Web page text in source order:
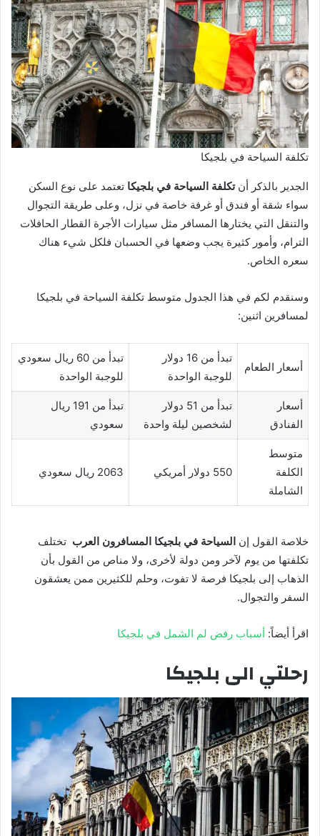
تكلفة السياحة في بلجيكا
الجدير بالذكر أنتكلفة السياحة في بلجيكا تعتمد على نوع السكن
سواء شقة أو فندق أو غرفة خاصة في نزل، وعلى طريقة التجوال
والتنقل التي يختارها المسافر مثل سيارات الأجرة القطار الحافلات
الترام، وأمور كثيرة يجب وضعها في الحسبان فلكل شيء هناك
سعره الخاص.
وسنقدم لكم في هذا الجدول متوسط تكلفة السياحة في بلجيكا
لمسافرين اثنين:
أسعار الطعام
تبدأ من 16 دولار
للوجبة الواحدة
تبدأ من 60 ريال سعودي
للوجبة الواحدة
أسعار
الفنادق
تبدأ من 51 دولار
لشخصين ليلة واحدة
تبدأ من 191 ريال
سعودي
متوسط
الكلفة
الشاملة
550 دولار أمريكي 2063 ريال سعودي
خلاصة القول إن السياحة في بلجيكا المسافرون العرب تختلف
تكلفتها من يوم لآخر ومن دولة لأخرى، ولا مناص من القول بأن
الذهاب إلى بلجيكا فرصة لا تفوت، وحلم للكثيرين ممن يعشقون
السفر والتجوال.
اقرأ أيضاً: أسباب رفض لم الشمل في بلجيكا
رحلتي الى بلجيكا